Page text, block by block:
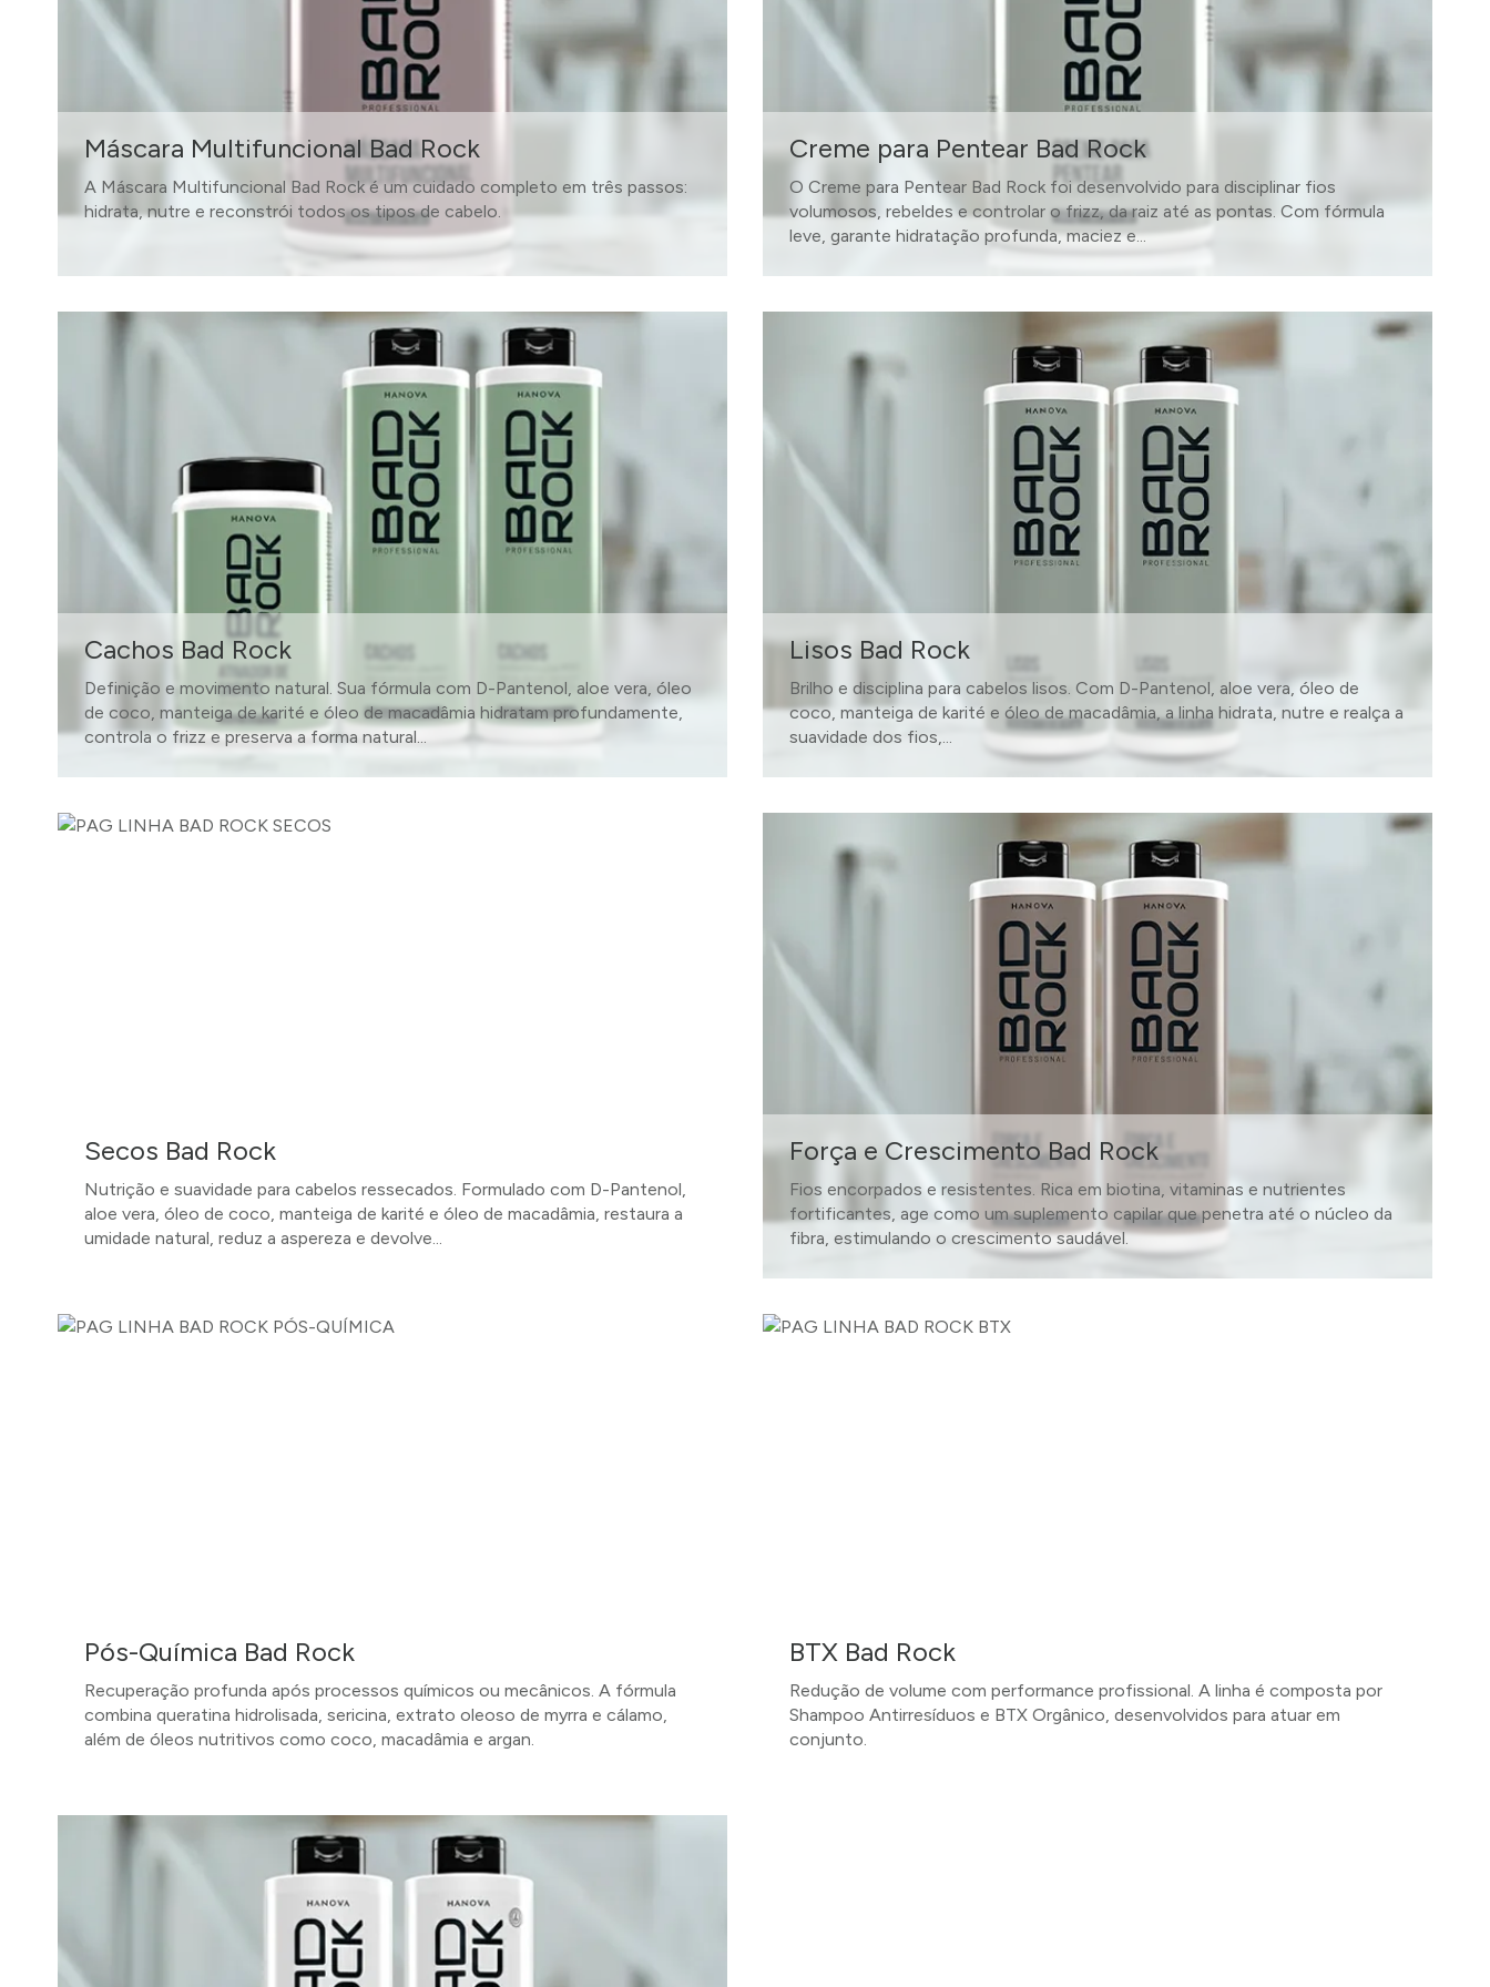
Máscara Multifuncional Bad Rock
A Máscara Multifuncional Bad Rock é um cuidado completo em três passos:
hidrata, nutre e reconstrói todos os tipos de cabelo.
Creme para Pentear Bad Rock
O Creme para Pentear Bad Rock foi desenvolvido para disciplinar fios
volumosos, rebeldes e controlar o frizz, da raiz até as pontas. Com fórmula
leve, garante hidratação profunda, maciez e...
Cachos Bad Rock
Definição e movimento natural. Sua fórmula com D-Pantenol, aloe vera, óleo
de coco, manteiga de karité e óleo de macadâmia hidratam profundamente,
controla o frizz e preserva a forma natural...
Lisos Bad Rock
Brilho e disciplina para cabelos lisos. Com D-Pantenol, aloe vera, óleo de
coco, manteiga de karité e óleo de macadâmia, a linha hidrata, nutre e realça a
suavidade dos fios,...
Secos Bad Rock
Nutrição e suavidade para cabelos ressecados. Formulado com D-Pantenol,
aloe vera, óleo de coco, manteiga de karité e óleo de macadâmia, restaura a
umidade natural, reduz a aspereza e devolve...
Força e Crescimento Bad Rock
Fios encorpados e resistentes. Rica em biotina, vitaminas e nutrientes
fortificantes, age como um suplemento capilar que penetra até o núcleo da
fibra, estimulando o crescimento saudável.
Pós-Química Bad Rock
Recuperação profunda após processos químicos ou mecânicos. A fórmula
combina queratina hidrolisada, sericina, extrato oleoso de myrra e cálamo,
além de óleos nutritivos como coco, macadâmia e argan.
BTX Bad Rock
Redução de volume com performance profissional. A linha é composta por
Shampoo Antirresíduos e BTX Orgânico, desenvolvidos para atuar em
conjunto.